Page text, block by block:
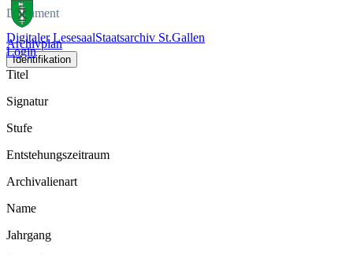
Digitaler LesesaalStaatsarchiv St.Gallen
Login
Dokument
Archivplan
Identifikation
Titel
Signatur
Stufe
Entstehungszeitraum
Archivalienart
Name
Jahrgang